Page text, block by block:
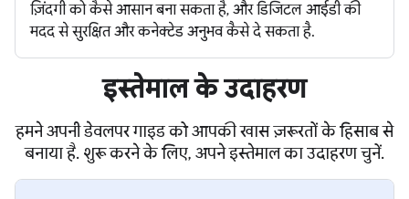
ज़िंदगी को कैसे आसान बना सकता है, और डिजिटल आईडी की
मदद से सुरक्षित और कनेक्टेड अनुभव कैसे दे सकता है.
इस्तेमाल के उदाहरण
हमने अपनी डेवलपर गाइड को आपकी खास ज़रूरतों के हिसाब से
बनाया है. शुरू करने के लिए, अपने इस्तेमाल का उदाहरण चुनें.